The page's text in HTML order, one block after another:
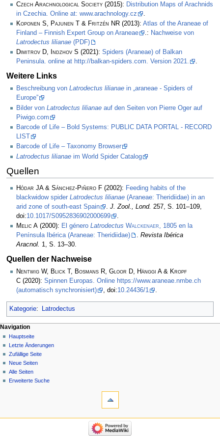
Czech Arachnological Society (2015): Distribution Maps of Arachnids
in Czechia. Online at: www.arachnology.cz
.
Koponen S, Pajunen T & Fritzén NR (2013): Atlas of the Araneae of
Finland – Finnish Expert Group on Araneae
.: Nachweise von
Latrodectus lilianae (PDF)
Dimitrov D, Indzhov S (2021): Spiders (Araneae) of Balkan
Peninsula. online at http://balkan-spiders.com. Version 2021.
.
Weitere Links
Beschreibung von Latrodectus lilianae in „araneae - Spiders of
Europe”
Bilder von Latrodectus lilianae auf den Seiten von Pierre Oger auf
Piwigo.com
Barcode of Life – Bold Systems: PUBLIC DATA PORTAL - RECORD
LIST
Barcode of Life – Taxonomy Browser
Latrodectus lilianae im World Spider Catalog
Quellen
Hódar JA & Sánchez-Piñero F (2002): Feeding habits of the
blackwidow spider Latrodectus lilianae (Araneae: Theridiidae) in an
arid zone of south-east Spain
. J. Zool., Lond. 257, S. 101–109,
doi:10.1017/S0952836902000699
.
Melic A (2000): El género Latrodectus Walckenaer, 1805 en la
Península Ibérica (Araneae: Theridiidae)
. Revista Ibérica
Aracnol. 1, S. 13–30.
Quellen der Nachweise
Nentwig W, Blick T, Bosmans R, Gloor D, Hänggi A & Kropf
C (2020): Spinnen Europas. Online https://www.araneae.nmbe.ch
(automatisch synchronisiert)
, doi:10.24436/1 .
Kategorie: Latrodectus
Navigation
Hauptseite
Letzte Änderungen
Zufällige Seite
Neue Seiten
Alle Seiten
Erweiterte Suche